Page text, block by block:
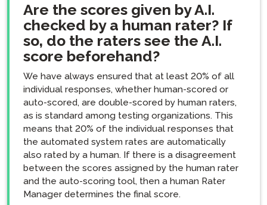
Are the scores given by A.I.
checked by a human rater? If
so, do the raters see the A.I.
score beforehand?
We have always ensured that at least 20% of all
individual responses, whether human-scored or
auto-scored, are double-scored by human raters,
as is standard among testing organizations. This
means that 20% of the individual responses that
the automated system rates are automatically
also rated by a human. If there is a disagreement
between the scores assigned by the human rater
and the auto-scoring tool, then a human Rater
Manager determines the final score.